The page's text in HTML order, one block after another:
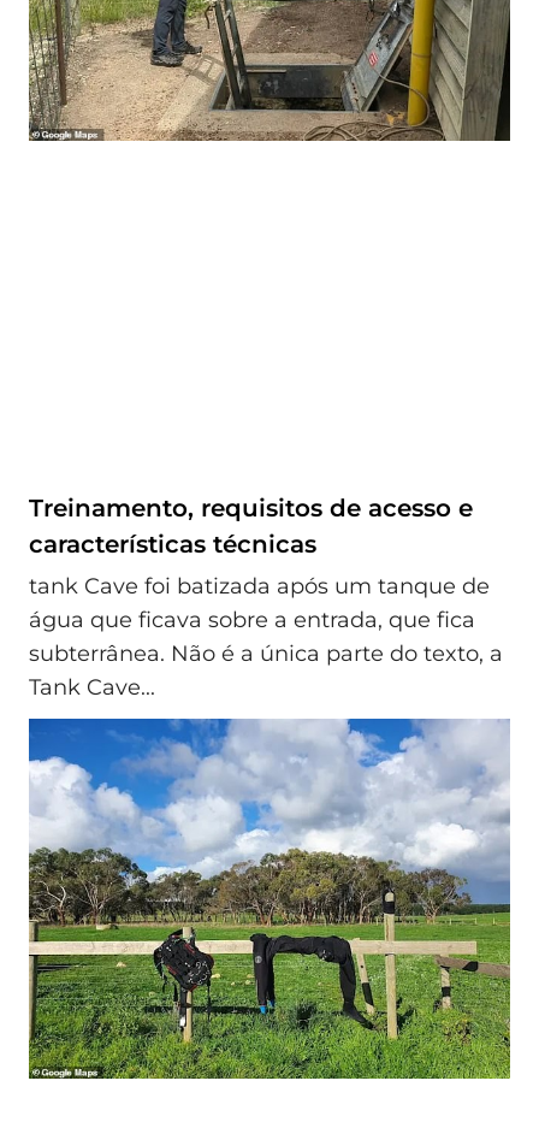
Treinamento, requisitos de acesso e
características técnicas
tank Cave foi batizada após um tanque de
água que ficava sobre a entrada, que fica
subterrânea. Não é a única parte do texto, a
Tank Cave...